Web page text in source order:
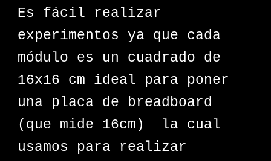
Es fácil realizar
experimentos ya que cada
módulo es un cuadrado de
16x16 cm ideal para poner
una placa de breadboard
(que mide 16cm) la cual
usamos para realizar